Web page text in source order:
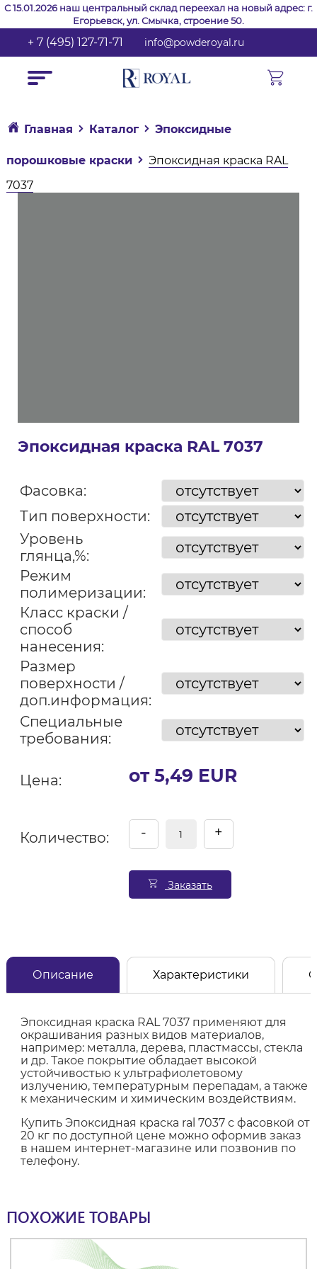
С 15.01.2026 наш центральный склад переехал на новый адрес: г.
Егорьевск, ул. Смычка, строение 50.
+ 7 (495) 127-71-71 info@powderoyal.ru
Главная Каталог Эпоксидные
порошковые краски
Эпоксидная краска RAL
7037
Эпоксидная краска RAL 7037
Фасовка:
Тип поверхности:
Уровень
глянца,%:
Режим
полимеризации:
Класс краски /
способ
нанесения:
Размер
поверхности /
доп.информация:
Специальные
требования:
Цена: от 5,49 EUR
Количество: - +
Заказать
Описание Характеристики
Эпоксидная краска RAL 7037 применяют для
окрашивания разных видов материалов,
например: металла, дерева, пластмассы, стекла
и др. Такое покрытие обладает высокой
устойчивостью к ультрафиолетовому
излучению, температурным перепадам, а также
к механическим и химическим воздействиям.
Купить Эпоксидная краска ral 7037 с фасовкой от
20 кг по доступной цене можно оформив заказ
в нашем интернет-магазине или позвонив по
телефону.
ПОХОЖИЕ ТОВАРЫ